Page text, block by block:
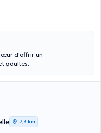
d'offrir un
adultes.
7,3 km